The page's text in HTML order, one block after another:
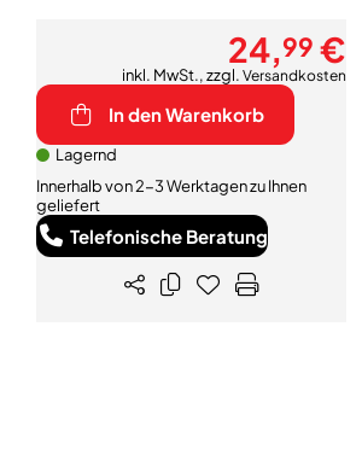
24,99 €
inkl. MwSt., zzgl. Versandkosten
In den Warenkorb
Lagernd
Innerhalb von 2-3 Werktagen zu Ihnen
geliefert
Telefonische Beratung